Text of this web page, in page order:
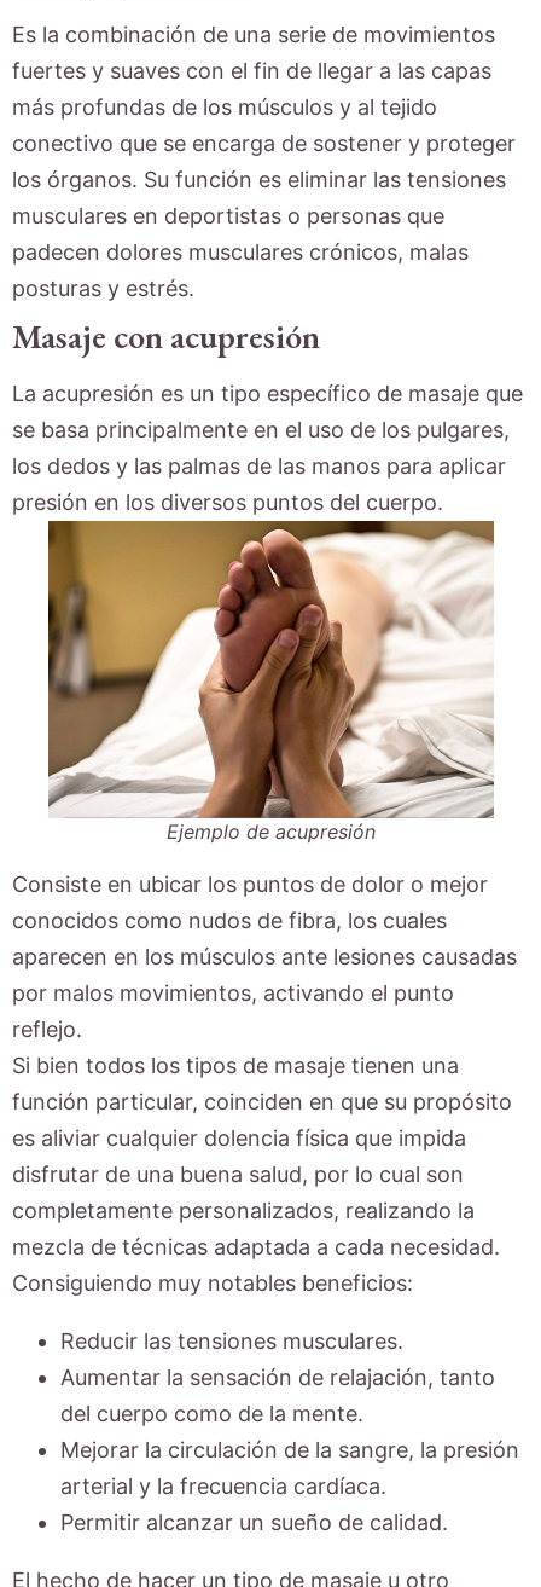
Es la combinación de una serie de movimientos
fuertes y suaves con el fin de llegar a las capas
más profundas de los músculos y al tejido
conectivo que se encarga de sostener y proteger
los órganos. Su función es eliminar las tensiones
musculares en deportistas o personas que
padecen dolores musculares crónicos, malas
posturas y estrés.
Masaje con acupresión
La acupresión es un tipo específico de masaje que
se basa principalmente en el uso de los pulgares,
los dedos y las palmas de las manos para aplicar
presión en los diversos puntos del cuerpo.
Ejemplo de acupresión
Consiste en ubicar los puntos de dolor o mejor
conocidos como nudos de fibra, los cuales
aparecen en los músculos ante lesiones causadas
por malos movimientos, activando el punto
reflejo.
Si bien todos los tipos de masaje tienen una
función particular, coinciden en que su propósito
es aliviar cualquier dolencia física que impida
disfrutar de una buena salud, por lo cual son
completamente personalizados, realizando la
mezcla de técnicas adaptada a cada necesidad.
Consiguiendo muy notables beneficios:
Reducir las tensiones musculares.
Aumentar la sensación de relajación, tanto
del cuerpo como de la mente.
Mejorar la circulación de la sangre, la presión
arterial y la frecuencia cardíaca.
Permitir alcanzar un sueño de calidad.
El hecho de hacer un tipo de masaje u otro